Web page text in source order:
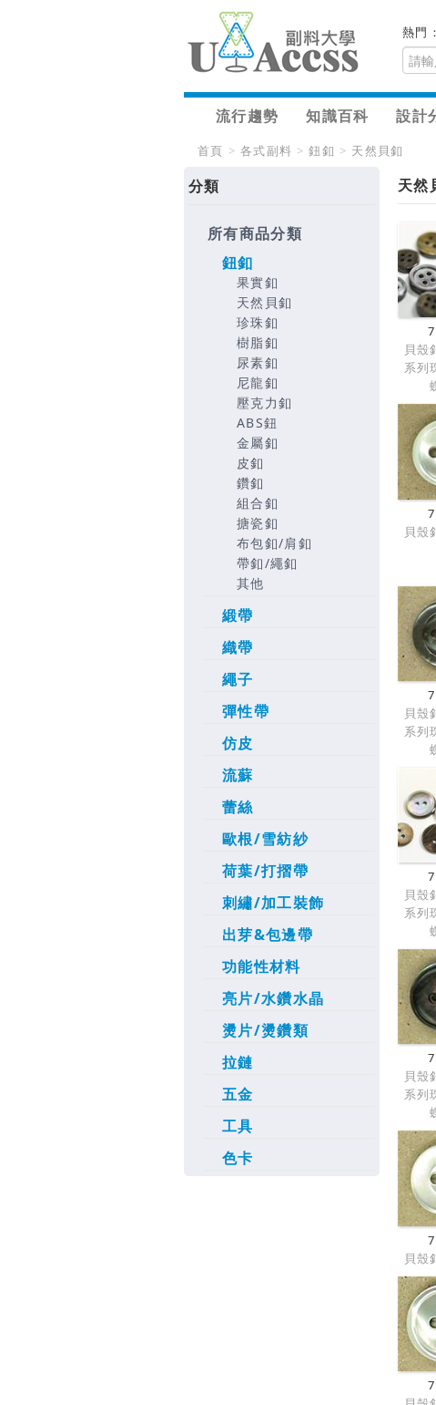
熱門
流行趨勢 知識百科 設計
首頁 > 各式副料 > 鈕釦 > 天然貝釦
分類
所有商品分類
鈕釦
果實釦
天然貝釦
珍珠釦
樹脂釦
尿素釦
尼龍釦
壓克力釦
ABS鈕
金屬釦
皮釦
鑽釦
組合釦
搪瓷釦
布包釦/肩釦
帶釦/繩釦
其他
緞帶
織帶
繩子
彈性帶
仿皮
流蘇
蕾絲
歐根/雪紡紗
荷葉/打摺帶
刺繡/加工裝飾
出芽&包邊帶
功能性材料
亮片/水鑽水晶
燙片/燙鑽類
拉鏈
五金
工具
色卡
天然
貝殼
系列
貝殼
貝殼
系列
貝殼
系列
貝殼
系列
貝殼